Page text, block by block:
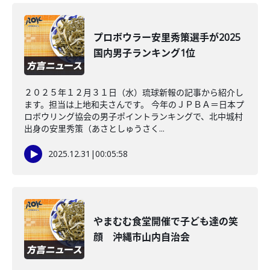
プロボウラー安里秀策選手が2025
国内男子ランキング1位
２０２５年１２月３１日（水）琉球新報の記事から紹介し
ます。担当は上地和夫さんです。 今年のＪＰＢＡ＝日本プ
ロボウリング協会の男子ポイントランキングで、北中城村
出身の安里秀策（あさとしゅうさく...
2025.12.31 |00:05:58
やまむむ食堂開催で子ども達の笑
顔 沖縄市山内自治会